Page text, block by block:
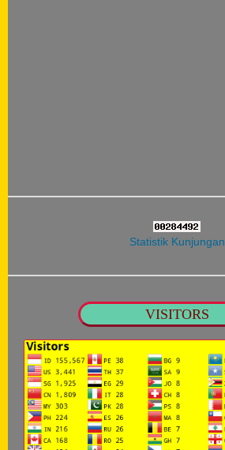
Statistik Kunjungan
VISITORS